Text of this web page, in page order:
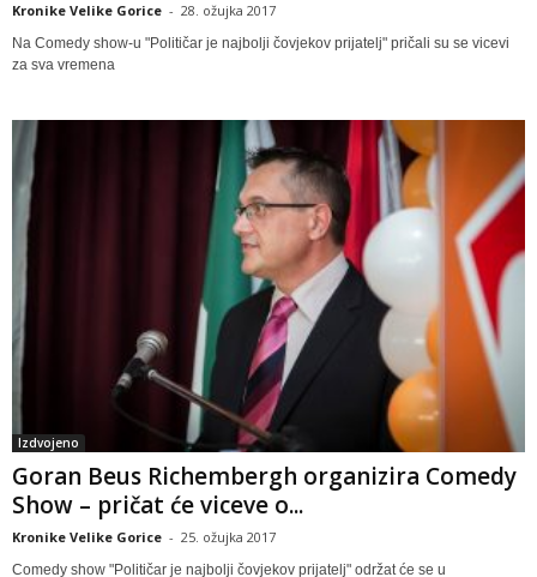
Kronike Velike Gorice - 28. ožujka 2017
Na Comedy show-u "Političar je najbolji čovjekov prijatelj" pričali su se vicevi
za sva vremena
Izdvojeno
Goran Beus Richembergh organizira Comedy
Show – pričat će viceve o...
Kronike Velike Gorice - 25. ožujka 2017
Comedy show "Političar je najbolji čovjekov prijatelj" održat će se u